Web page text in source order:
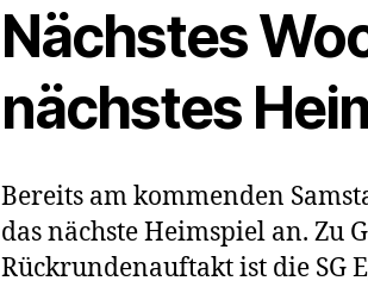
Nächstes
nächstes
Bereits am kommenden
das nächste Heimspiel an. Zu
Rückrundenauftakt ist die SG